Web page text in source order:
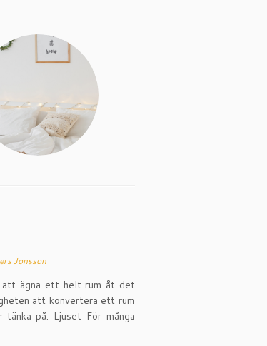
Jonsson
att ägna ett helt rum åt det
att konvertera ett rum
på. Ljuset För många